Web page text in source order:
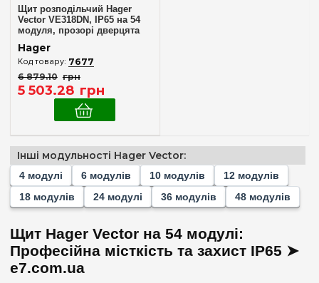
48(+1)
54
Комплектація клемами PE+N
У комплекті
Пластик(1)
Дверцята
Прозора (1)
Колір корпусу
Щит розподільчий Hager
Vector VE318DN, IP65 на 54
модуля, прозорі дверцята
Hager
7677
6 879.10 грн
5 503.28 грн
Інші модульності Hager Vector:
4 модулі 6 модулів 10 модулів
12 модулів
18 модулів
24 модулі 36 модулів 48 модулів
Щит Hager Vector на 54 модулі:
Професійна місткість та захист IP65 ➤
e7.com.ua